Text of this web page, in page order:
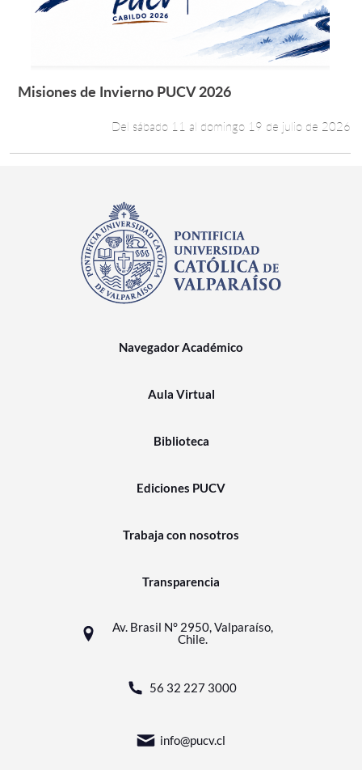
Leer más +
Misiones de Invierno PUCV 2026
Del sábado 11 al domingo 19 de julio de 2026
Navegador Académico
Aula Virtual
Biblioteca
Ediciones PUCV
Trabaja con nosotros
Transparencia
Av. Brasil N° 2950, Valparaíso,
Chile.
56 32 227 3000
info@pucv.cl